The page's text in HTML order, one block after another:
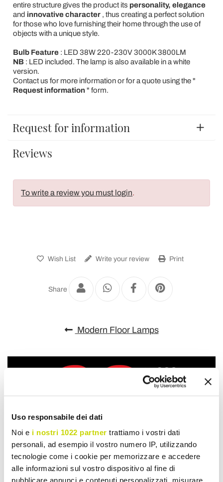
Uso responsabile dei dati
Noi e i nostri 1022 partner trattiamo i vostri dati
personali, ad esempio il vostro numero IP, utilizzando
tecnologie come i cookie per memorizzare e accedere
alle informazioni sul vostro dispositivo al fine di
pubblicare annunci e contenuti personalizzati, misurare
entire structure gives the product its personality, elegance
and innovative character, thus creating a perfect solution
for those who love furnishing their home through the use of
objects with a unique style.
Bulb Feature: LED 38W 220-230V 3000K 3800LM
NB: LED included. The lamp is also available in a white
version.
Contact us for more information or for a quote using the "
Request information " form.
Request for information
Reviews
To write a review you must login.
Wish List Write your review Print
Share
Modern Floor Lamps